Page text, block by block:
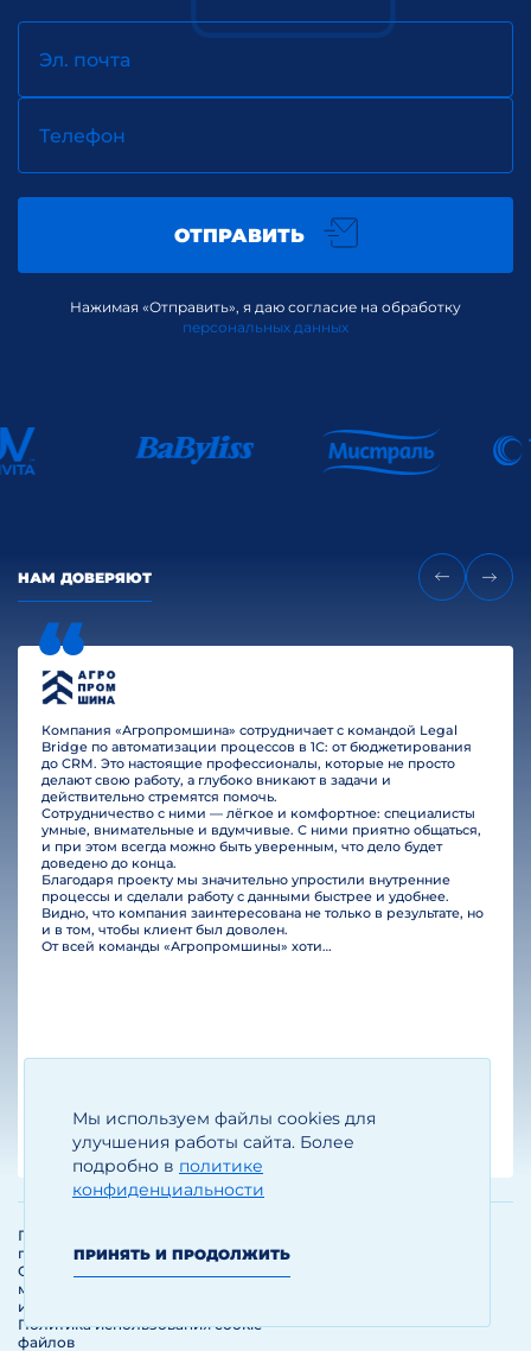
Мы используем файлы cookies для
улучшения работы сайта. Более
подробно в политике
конфиденциальности
ПРИНЯТЬ И ПРОДОЛЖИТЬ
Эл. почта
Телефон
ОТПРАВИТЬ
Нажимая «Отправить», я даю согласие на обработку
персональных данных
НАМ ДОВЕРЯЮТ
Компания «Агропромшина» сотрудничает с командой Legal
Bridge по автоматизации процессов в 1С: от бюджетирования
до CRM. Это настоящие профессионалы, которые не просто
делают свою работу, а глубоко вникают в задачи и
действительно стремятся помочь.
Сотрудничество с ними — лёгкое и комфортное: специалисты
умные, внимательные и вдумчивые. С ними приятно общаться,
и при этом всегда можно быть уверенным, что дело будет
доведено до конца.
Благодаря проекту мы значительно упростили внутренние
процессы и сделали работу с данными быстрее и удобнее.
Видно, что компания заинтересована не только в результате, но
и в том, чтобы клиент был доволен.
От всей команды «Агропромшины» хотим поблагодарить специалистов Legal Bridge за отличную работу и человеческое отношение.…
Егизарян И.А.
Генеральный директор
Политика обработки и защиты
персональных данных
Политика использования cookie-
файлов
Соглашение об использовании
материалов и сервисов
интернет-сайта